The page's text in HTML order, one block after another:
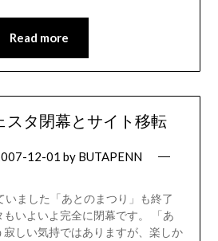
Read more
スタ閉幕とサイト移転
12-01 by BUTAPENN
いました「あとのまつり」も終了
もいよいよ完全に閉幕です。 「あ
しい気持ではありますが、楽しか